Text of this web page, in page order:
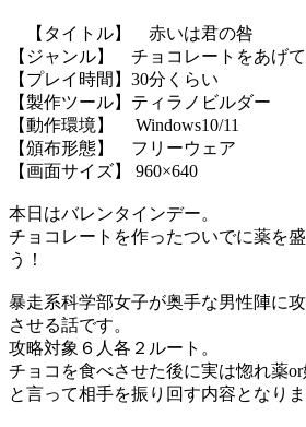
【タイトル】 赤いは君の咎
【ジャンル】 チョコレートをあげ
【プレイ時間】30分くらい
【製作ツール】ティラノビルダー
【動作環境】 Windows10/11
【頒布形態】 フリーウェア
【画面サイズ】 960×640
本日はバレンタインデー。
チョコレートを作ったついでに薬を
う！
暴走系科学部女子が奥手な男性陣に
させる話です。
攻略対象６人各２ルート。
チョコを食べさせた後に実は惚れ薬or
と言って相手を振り回す内容となりま